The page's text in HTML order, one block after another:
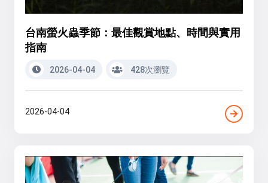
台南螢火蟲季節：最佳觀賞地點、時間與實用
指南
2026-04-04 428次瀏覽
2026-04-04